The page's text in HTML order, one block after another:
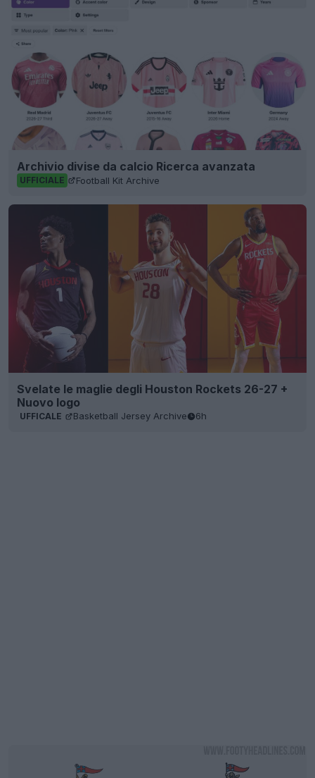
Archivio divise da calcio Ricerca avanzata
UFFICIALE Football Kit Archive
Svelate le maglie degli Houston Rockets 26-27 +
Nuovo logo
UFFICALE Basketball Jersey Archive 6h